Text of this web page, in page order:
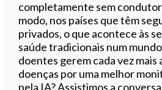
completamente sem
modo, nos países que têm
privados, o que acontece às
saúde tradicionais num
doentes gerem cada vez mais
doenças por uma melhor
pela IA? Assistimos a